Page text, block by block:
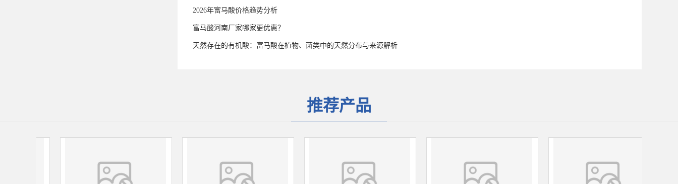
2026年富马酸价格趋势分析
富马酸河南厂家哪家更优惠？
天然存在的有机酸：富马酸在植物、菌类中的天然分布与来源解析
推荐产品